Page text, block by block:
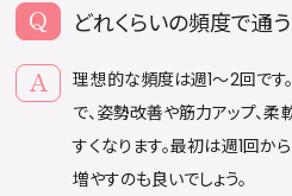
どれくらいの頻度で通
理想的な頻度は週1〜2回です
で、姿勢改善や筋力アップ、
すくなります。最初は週1回か
増やすのも良いでしょう。